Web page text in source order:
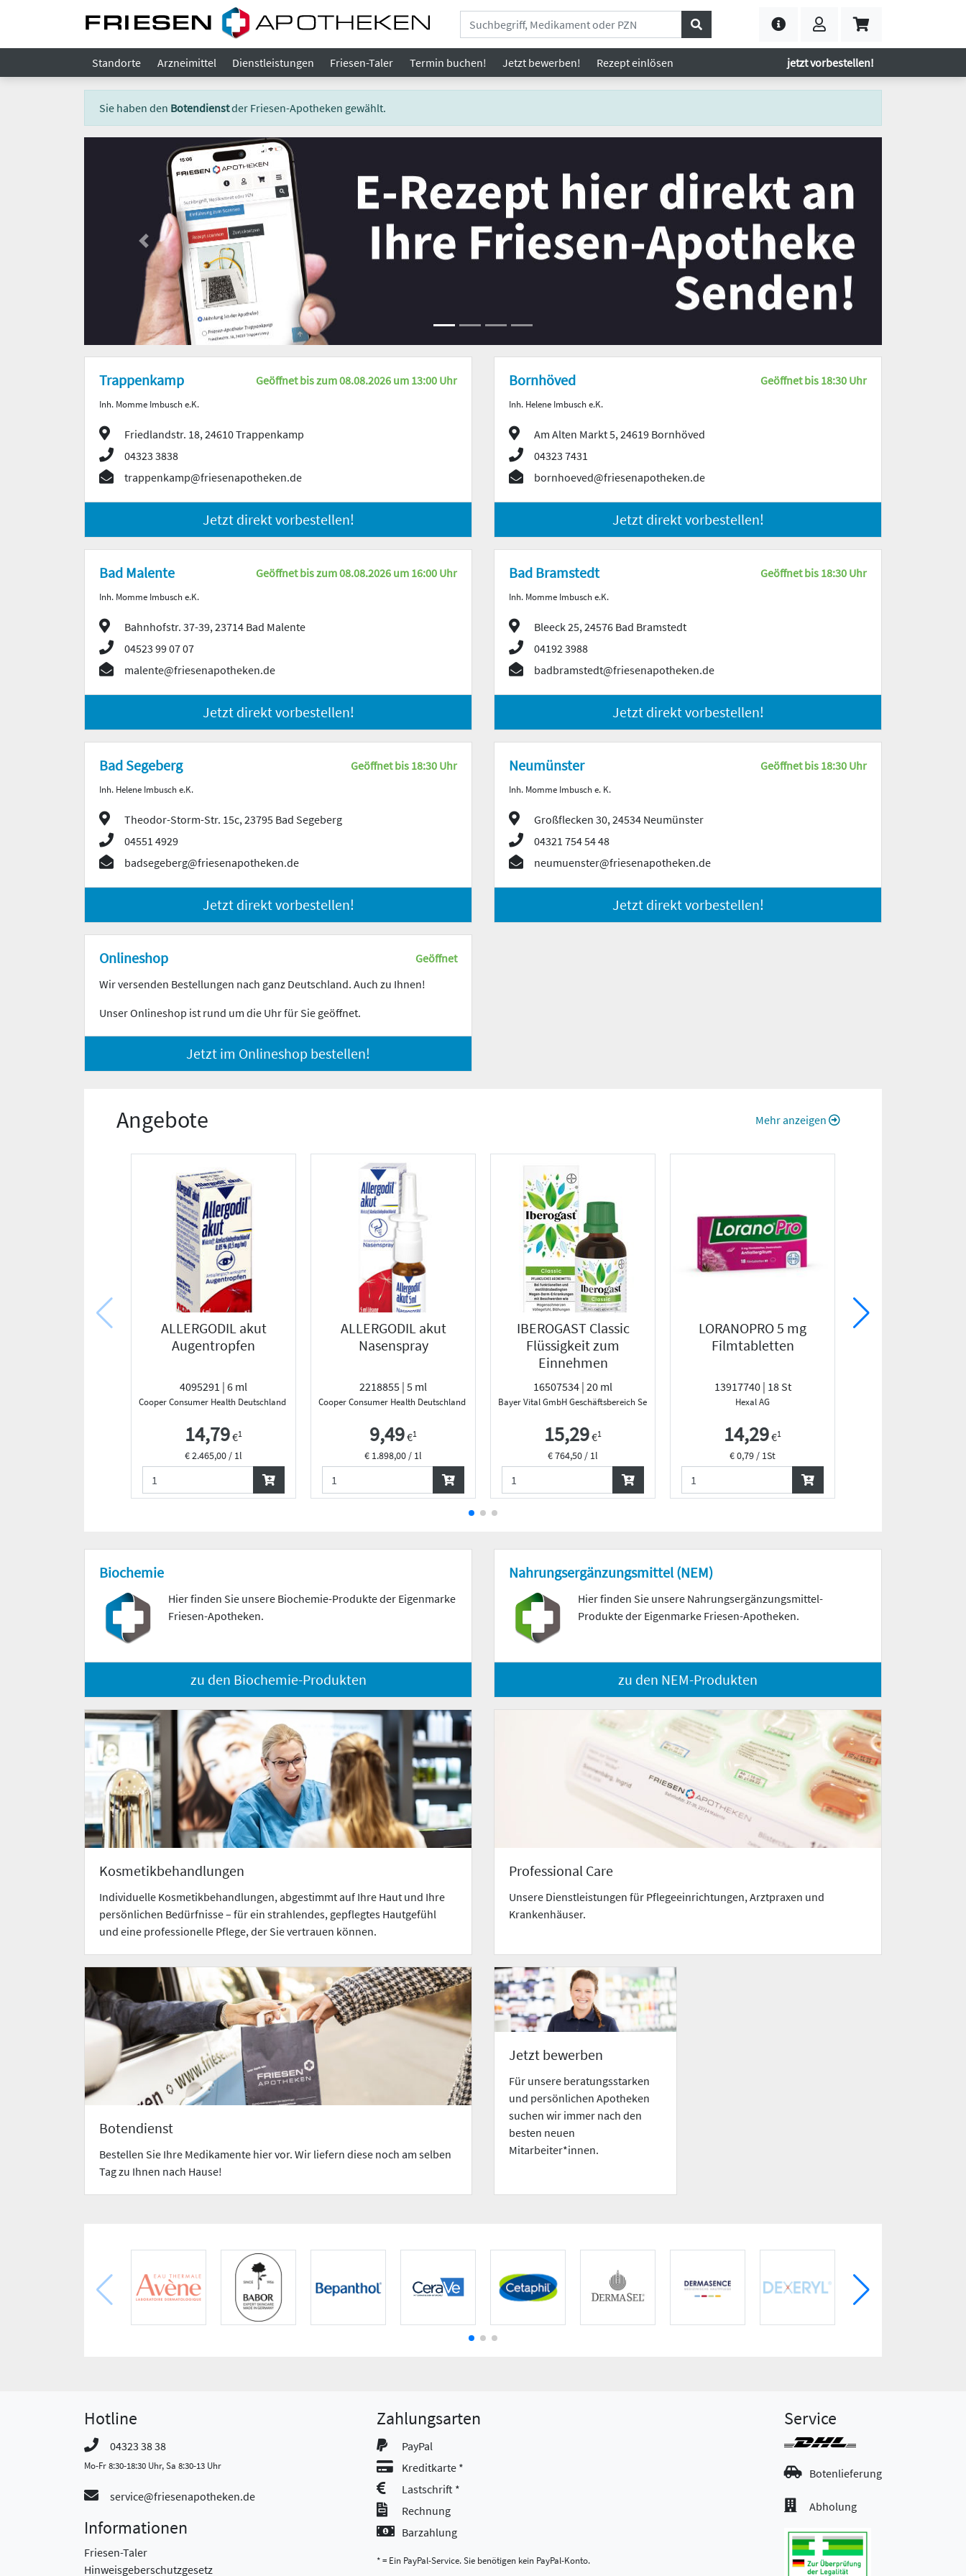
Standorte Arzneimittel Dienstleistungen Friesen-Taler Termin buchen! Jetzt bewerben! Rezepteinlösen jetzt vorbestellen!
Sie haben den Botendienstder Friesen-Apotheken gewählt.
Previous Next
Geöffnet bis zum 08.08.2026 um 13:00 Uhr
Trappenkamp
Inh. Momme Imbusch e.K.
Friedlandstr. 18, 24610 Trappenkamp
04323 3838
trappenkamp@friesenapotheken.de
Jetzt direkt vorbestellen!
Geöffnet bis 18:30 Uhr
Bornhöved
Inh. Helene Imbusch e.K.
Am Alten Markt 5, 24619 Bornhöved
04323 7431
bornhoeved@friesenapotheken.de
Jetzt direkt vorbestellen!
Geöffnet bis zum 08.08.2026 um 16:00 Uhr
Bad Malente
Inh. Momme Imbusch e.K.
Bahnhofstr. 37-39, 23714 Bad Malente
04523 99 07 07
malente@friesenapotheken.de
Jetzt direkt vorbestellen!
Geöffnet bis 18:30 Uhr
Bad Bramstedt
Inh. Momme Imbusch e.K.
Bleeck 25, 24576 Bad Bramstedt
04192 3988
badbramstedt@friesenapotheken.de
Jetzt direkt vorbestellen!
Geöffnet bis 18:30 Uhr
Bad Segeberg
Inh. Helene Imbusch e.K.
Theodor-Storm-Str. 15c, 23795 Bad Segeberg
04551 4929
badsegeberg@friesenapotheken.de
Jetzt direkt vorbestellen!
Geöffnet bis 18:30 Uhr
Neumünster
Inh. Momme Imbusch e. K.
Großflecken 30, 24534 Neumünster
04321 754 54 48
neumuenster@friesenapotheken.de
Jetzt direkt vorbestellen!
Geöffnet
Onlineshop
Wir versenden Bestellungen nach ganz Deutschland. Auch zu Ihnen!
Unser Onlineshop ist rund um die Uhr für Sie geöffnet.
Jetzt im Onlineshop bestellen!
Mehr anzeigen
Angebote
ALLERGODIL akut
Augentropfen
4095291 | 6 ml
Cooper Consumer Health Deutschland GmbH
14,79€1
€ 2.465,00 / 1l
ALLERGODIL akut
Nasenspray
2218855 | 5 ml
Cooper Consumer Health Deutschland GmbH
9,49€1
€ 1.898,00 / 1l
IBEROGAST Classic
Flüssigkeit zum
Einnehmen
16507534 | 20 ml
Bayer Vital GmbH Geschäftsbereich Selbstmedikation
15,29€1
€ 764,50 / 1l
LORANOPRO 5 mg
Filmtabletten
13917740 | 18 St
Hexal AG
14,29€1
€ 0,79 / 1St
Biochemie
Hier finden Sie unsere Biochemie-Produkte der Eigenmarke
Friesen-Apotheken.
zu den Biochemie-Produkten
Nahrungs­ergänzungs­mittel (NEM)
Hier finden Sie unsere Nahrungs­ergänzungs­mittel-
Produkte der Eigenmarke Friesen-Apotheken.
zu den NEM-Produkten
Kosmetikbehandlungen
Individuelle Kosmetikbehandlungen, abgestimmt auf Ihre Haut und Ihre
persönlichen Bedürfnisse – für ein strahlendes, gepflegtes Hautgefühl
und eine professionelle Pflege, der Sie vertrauen können.
Professional Care
Unsere Dienstleistungen für Pflegeeinrichtungen, Arztpraxen und
Krankenhäuser.
Botendienst
Bestellen Sie Ihre Medikamente hier vor. Wir liefern diese noch am selben
Tag zu Ihnen nach Hause!
Jetzt bewerben
Für unsere beratungsstarken
und persönlichen Apotheken
suchen wir immer nach den
besten neuen
Mitarbeiter*innen.
Hotline
04323 38 38
Mo-Fr 8:30-18:30 Uhr, Sa 8:30-13 Uhr
service@friesenapotheken.de
Informationen
Friesen-Taler
Hinweisgeberschutzgesetz
Zahlungsarten
PayPal
Kreditkarte *
Lastschrift *
Rechnung
Barzahlung
* = Ein PayPal-Service. Sie benötigen kein PayPal-Konto.
Service
Botenlieferung
Abholung